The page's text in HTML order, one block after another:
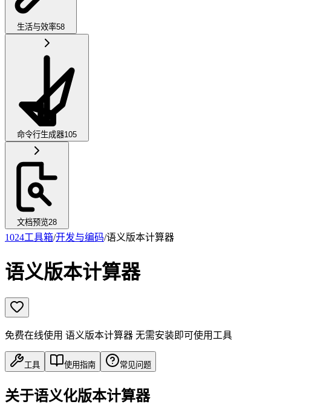
生活与效率58
命令行生成器105
文档预览28
1024工具箱/开发与编码/语义版本计算器
语义版本计算器
免费在线使用 语义版本计算器 无需安装即可使用工具
工具 使用指南 常见问题
关于语义化版本计算器